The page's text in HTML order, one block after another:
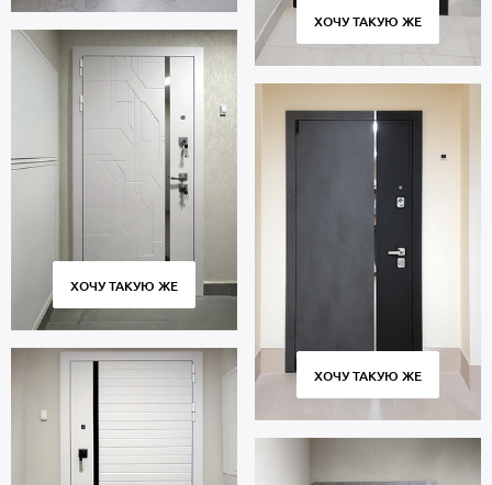
ХОЧУ ТАКУЮ ЖЕ
ХОЧУ ТАКУЮ ЖЕ
ХОЧУ ТАКУЮ ЖЕ